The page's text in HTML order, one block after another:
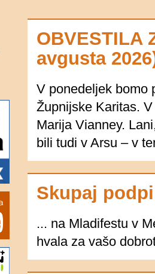
OBVESTILA
avgusta
V ponedeljek bomo
Župnijske Karitas.
Marija Vianney.
bili tudi v Arsu – v
Skupaj
... na Mladifestu v
hvala za vašo